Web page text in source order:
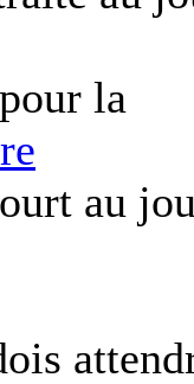
la
au